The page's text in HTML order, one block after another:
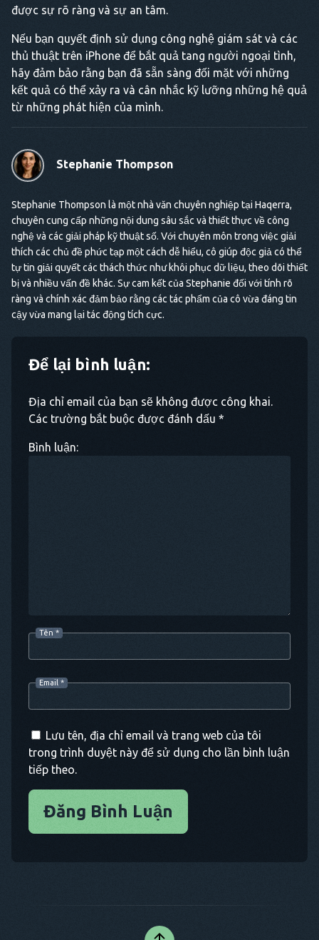
được sự rõ ràng và sự an tâm.
Nếu bạn quyết định sử dụng công nghệ giám sát và các
thủ thuật trên iPhone để bắt quả tang người ngoại tình,
hãy đảm bảo rằng bạn đã sẵn sàng đối mặt với những
kết quả có thể xảy ra và cân nhắc kỹ lưỡng những hệ quả
từ những phát hiện của mình.
Stephanie Thompson
Stephanie Thompson là một nhà văn chuyên nghiệp tại Haqerra,
chuyên cung cấp những nội dung sâu sắc và thiết thực về công
nghệ và các giải pháp kỹ thuật số. Với chuyên môn trong việc giải
thích các chủ đề phức tạp một cách dễ hiểu, cô giúp độc giả có thể
tự tin giải quyết các thách thức như khôi phục dữ liệu, theo dõi thiết
bị và nhiều vấn đề khác. Sự cam kết của Stephanie đối với tính rõ
ràng và chính xác đảm bảo rằng các tác phẩm của cô vừa đáng tin
cậy vừa mang lại tác động tích cực.
Để lại bình luận:
Địa chỉ email của bạn sẽ không được công khai.
Các trường bắt buộc được đánh dấu *
Bình luận:
Tên *
Email *
Lưu tên, địa chỉ email và trang web của tôi
trong trình duyệt này để sử dụng cho lần bình luận
tiếp theo.
Đăng Bình Luận